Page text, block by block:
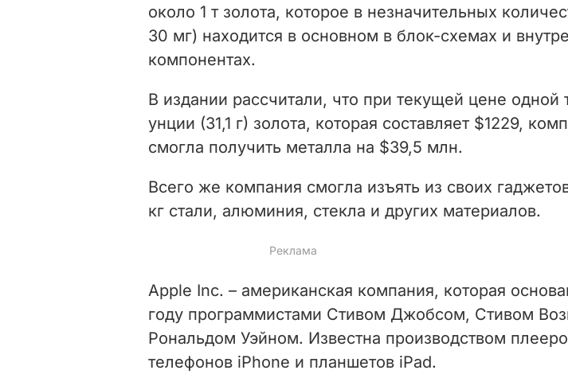
d
o
около 1 т золота, которое в незначительных
30 мг) находится в основном в блок-схемах и
компонентах.
В издании рассчитали, что при текущей цене одной
унции (31,1 г) золота, которая составляет $1229,
смогла получить металла на $39,5 млн.
Всего же компания смогла изъять из своих
кг стали, алюминия, стекла и других материалов.
Apple Inc. – американская компания, которая
году программистами Стивом Джобсом, Стивом
Рональдом Уэйном. Известна производством
телефонов iPhone и планшетов iPad.